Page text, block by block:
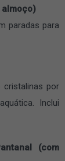
almoço)
paradas para
cristalinas por
Inclui
(com